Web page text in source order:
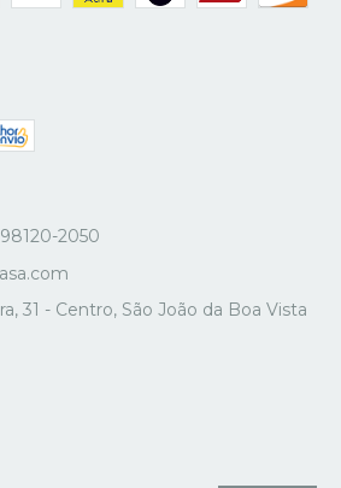
2050
31 - Centro, São João da Boa Vista